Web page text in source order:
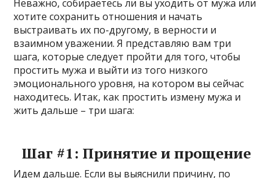
Неважно, собираетесь ли вы уходить от мужа или
хотите сохранить отношения и начать
выстраивать их по-другому, в верности и
взаимном уважении. Я представляю вам три
шага, которые следует пройти для того, чтобы
простить мужа и выйти из того низкого
эмоционального уровня, на котором вы сейчас
находитесь. Итак, как простить измену мужа и
жить дальше – три шага:
Шаг #1: Принятие и прощение
Идем дальше. Если вы выяснили причину, по